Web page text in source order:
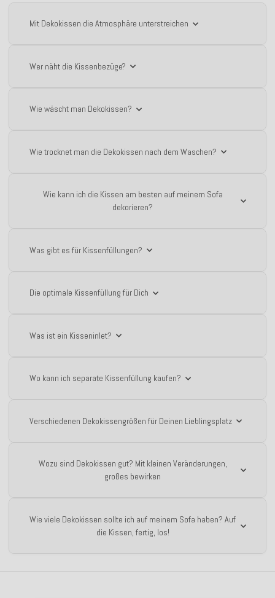
Mit Dekokissen die Atmosphäre unterstreichen
Wer näht die Kissenbezüge?
Wie wäscht man Dekokissen?
Wie trocknet man die Dekokissen nach dem Waschen?
Wie kann ich die Kissen am besten auf meinem Sofa
dekorieren?
Was gibt es für Kissenfüllungen?
Die optimale Kissenfüllung für Dich
Was ist ein Kisseninlet?
Wo kann ich separate Kissenfüllung kaufen?
Verschiedenen Dekokissengrößen für Deinen Lieblingsplatz
Wozu sind Dekokissen gut? Mit kleinen Veränderungen,
großes bewirken
Wie viele Dekokissen sollte ich auf meinem Sofa haben? Auf
die Kissen, fertig, los!